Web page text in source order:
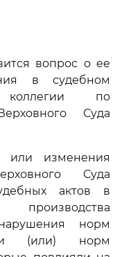
вопрос о ее
в судебном
коллегии по
Суда
или изменения
Суда
актов в
производства
норм
и (или) норм